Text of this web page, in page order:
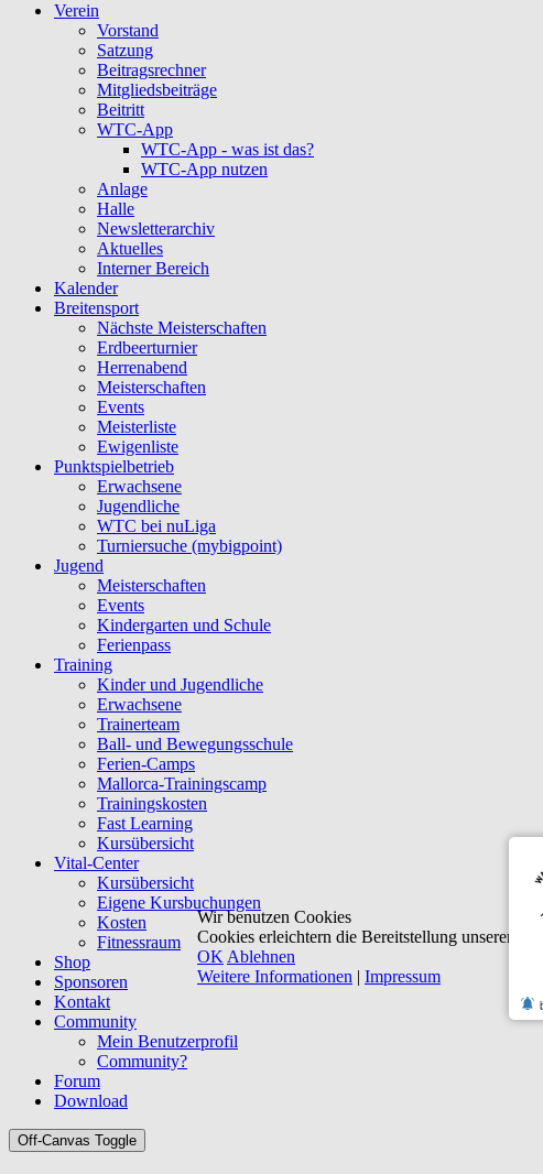
Verein
Vorstand
Satzung
Beitragsrechner
Mitgliedsbeiträge
Beitritt
WTC-App
WTC-App - was ist das?
WTC-App nutzen
Anlage
Halle
Newsletterarchiv
Aktuelles
Interner Bereich
Kalender
Breitensport
Nächste Meisterschaften
Erdbeerturnier
Herrenabend
Meisterschaften
Events
Meisterliste
Ewigenliste
Punktspielbetrieb
Erwachsene
Jugendliche
WTC bei nuLiga
Turniersuche (mybigpoint)
Jugend
Meisterschaften
Events
Kindergarten und Schule
Ferienpass
Training
Kinder und Jugendliche
Erwachsene
Trainerteam
Ball- und Bewegungsschule
Ferien-Camps
Mallorca-Trainingscamp
Trainingskosten
Fast Learning
Kursübersicht
Vital-Center
Kursübersicht
Eigene Kursbuchungen
Kosten
Fitnessraum
Shop
Sponsoren
Kontakt
Community
Mein Benutzerprofil
Community?
Forum
Download
Off-Canvas Toggle
Wir benutzen Cookies
Cookies erleichtern die Bereitstellung unserer
OK Ablehnen
Weitere Informationen | Impressum